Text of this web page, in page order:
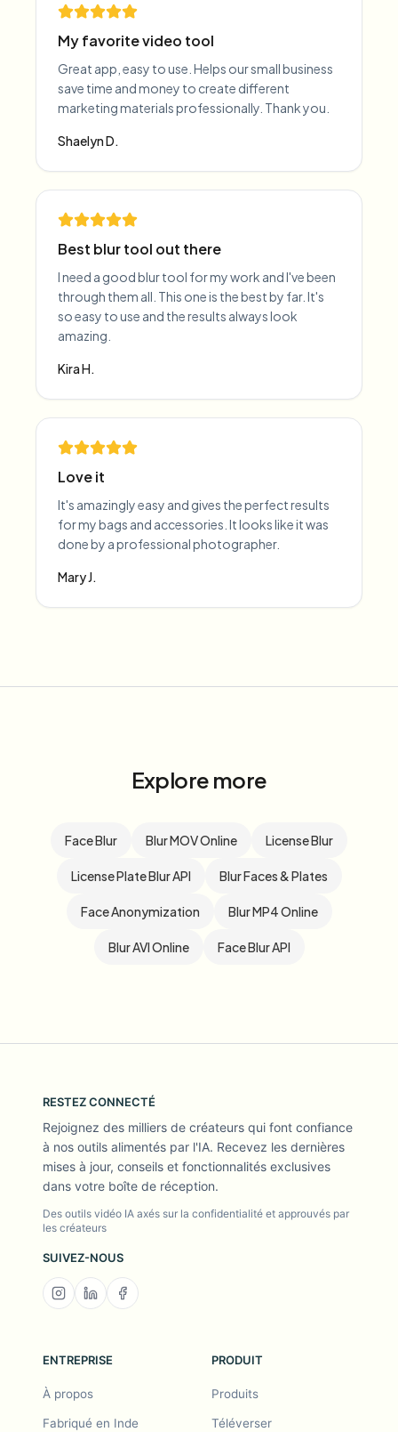
My favorite video tool
Great app, easy to use. Helps our small business
save time and money to create different
marketing materials professionally. Thank you.
Shaelyn D.
Best blur tool out there
I need a good blur tool for my work and I've been
through them all. This one is the best by far. It's
so easy to use and the results always look
amazing.
Kira H.
Love it
It's amazingly easy and gives the perfect results
for my bags and accessories. It looks like it was
done by a professional photographer.
Mary J.
Explore more
Face Blur Blur MOV Online License Blur
License Plate Blur API Blur Faces & Plates
Face Anonymization Blur MP4 Online
Blur AVI Online Face Blur API
RESTEZ CONNECTÉ
Rejoignez des milliers de créateurs qui font confiance
à nos outils alimentés par l'IA. Recevez les dernières
mises à jour, conseils et fonctionnalités exclusives
dans votre boîte de réception.
Des outils vidéo IA axés sur la confidentialité et approuvés par
les créateurs
SUIVEZ-NOUS
ENTREPRISE
À propos
Fabriqué en Inde
PRODUIT
Produits
Téléverser